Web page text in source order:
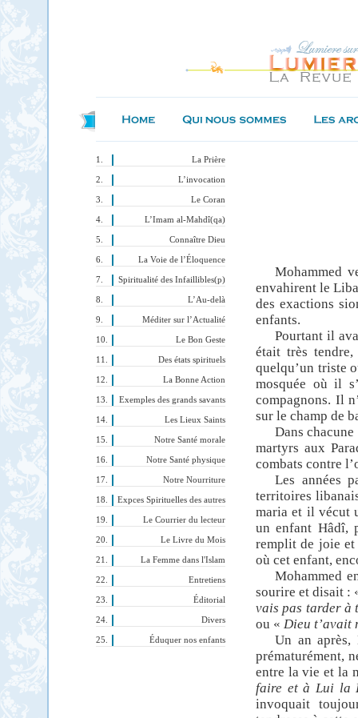
La Prière
L’invocation
Le Coran
L’Imam al-Mahdî(qa)
Connaître Dieu
La Voie de l’Éloquence
Spiritualité des Infaillibles(p)
L’Au-delà
Méditer sur l’Actualité
Le Bon Geste
Des états spirituels
La Bonne Action
Exemples des grands savants
Les Lieux Saints
Notre Santé morale
Notre Santé physique
Notre Nourriture
Expces Spirituelles des autres
Le Courrier du lecteur
Le Livre du Mois
La Femme dans l'Islam
Entretiens
Éditorial
Divers
Éduquer nos enfants
Mohammed
envahirent le
des exactions
enfants.
Pourtant il
était très
quelqu’un triste
mosquée où il
compagnons. Il
sur le champ de
Dans
martyrs aux
combats contre
Les années
territoires
maria et il vécut
un enfant Hâdî,
remplit de joie et
où cet enfant,
Mohammed
sourire et disait :
vais pas tarder à
ou « Dieu t’avait
Un an
prématurément,
entre la vie et la
faire et à Lui la
invoquait